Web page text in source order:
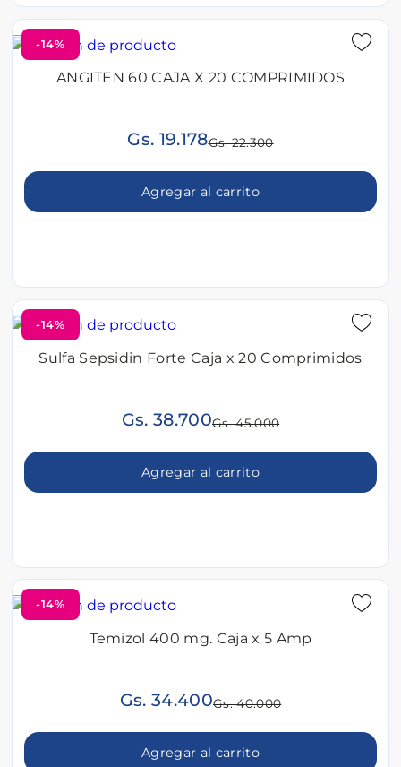
-14%
ANGITEN 60 CAJA X 20 COMPRIMIDOS
Gs. 19.178Gs. 22.300
Agregar al carrito
-14%
Sulfa Sepsidin Forte Caja x 20 Comprimidos
Gs. 38.700Gs. 45.000
Agregar al carrito
-14%
Temizol 400 mg. Caja x 5 Amp
Gs. 34.400Gs. 40.000
Agregar al carrito